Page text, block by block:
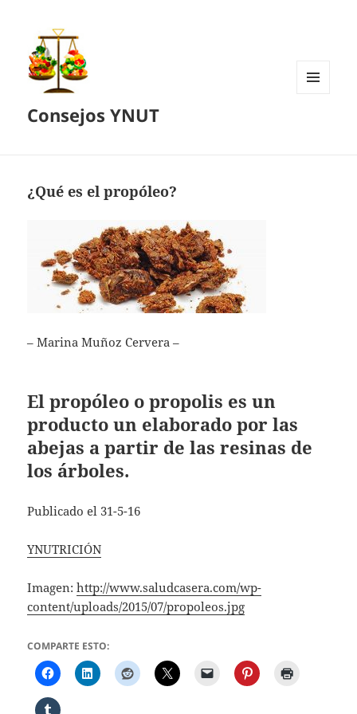
Consejos YNUT
¿Qué es el propóleo?
– Marina Muñoz Cervera –
El propóleo o propolis es un
producto un elaborado por las
abejas a partir de las resinas de
los árboles.
Publicado el 31-5-16
YNUTRICIÓN
Imagen:http://www.saludcasera.com/wp-
content/uploads/2015/07/propoleos.jpg
COMPARTE ESTO: